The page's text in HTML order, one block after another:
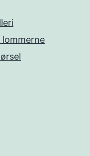
lommerne